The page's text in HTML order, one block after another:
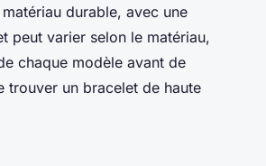
durable, avec une
peut varier selon le matériau,
chaque modèle avant de
trouver un bracelet de haute